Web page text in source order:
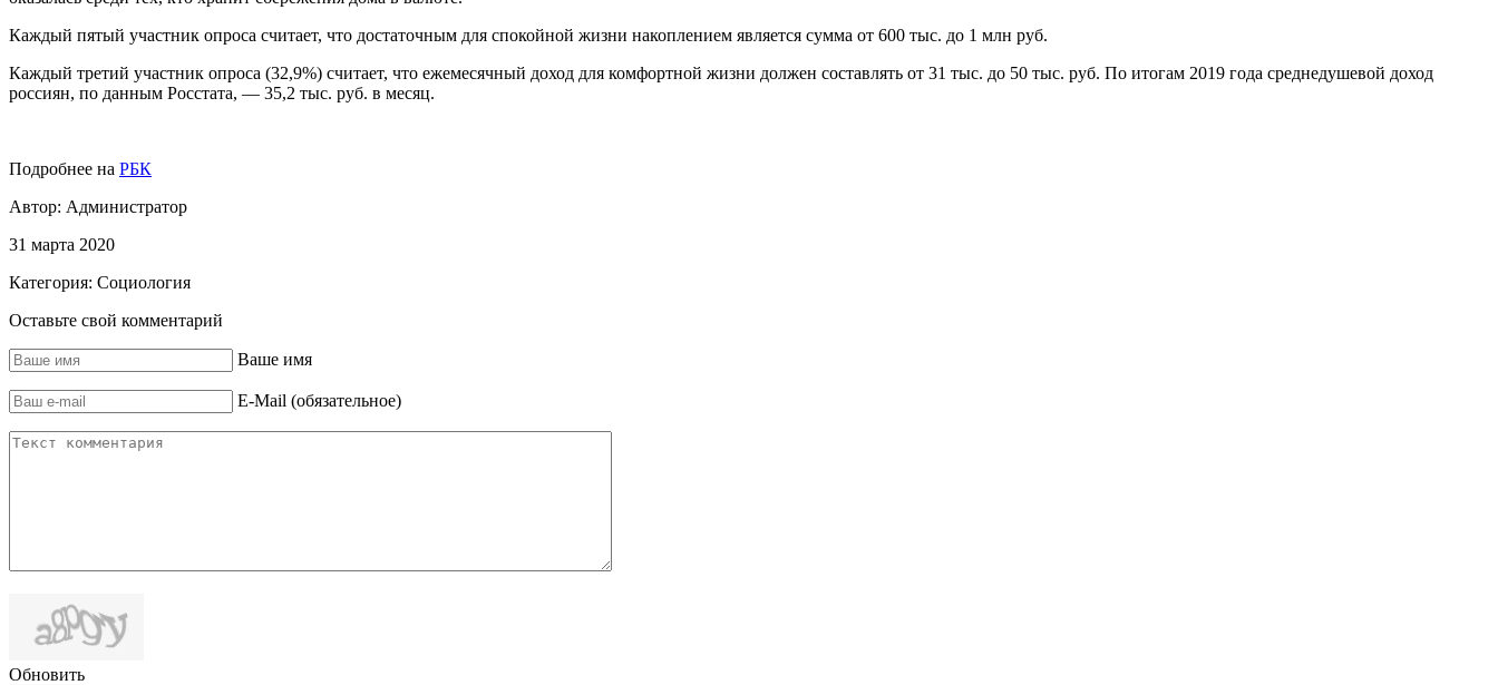
Каждый пятый участник опроса считает, что достаточным для спокойной жизни накоплением является сумма от 600 тыс. до 1 млн руб.
Каждый третий участник опроса (32,9%) считает, что ежемесячный доход для комфортной жизни должен составлять от 31 тыс. до 50 тыс. руб. По итогам 2019 года среднедушевой доход
россиян, по данным Росстата, — 35,2 тыс. руб. в месяц.
Подробнее на РБК
Автор: Администратор
31 марта 2020
Категория: Социология
Оставьте свой комментарий
Ваше имя
E-Mail (обязательное)
Обновить